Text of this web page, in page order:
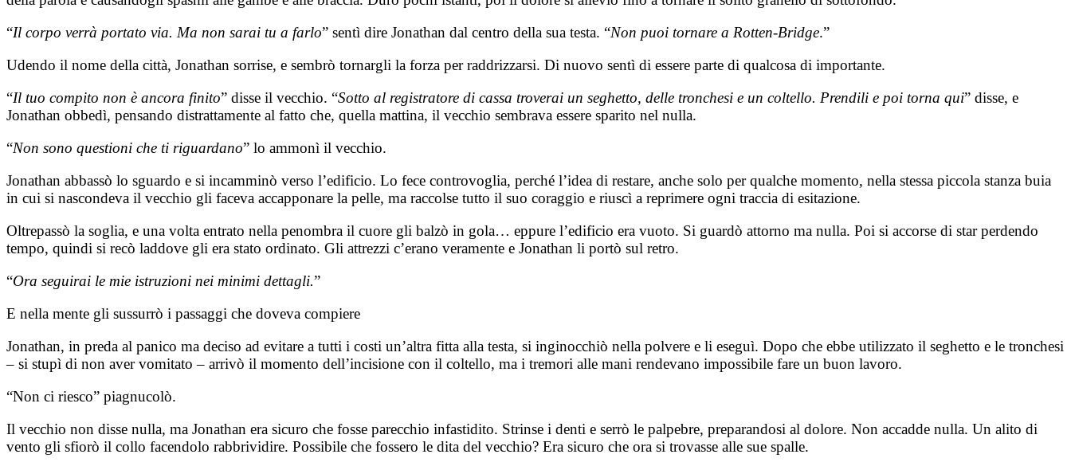
“Il corpo verrà portato via. Ma non sarai tu a farlo” sentì dire Jonathan dal centro della sua testa. “Non puoi tornare a Rotten-Bridge.”
Udendo il nome della città, Jonathan sorrise, e sembrò tornargli la forza per raddrizzarsi. Di nuovo sentì di essere parte di qualcosa di importante.
“Il tuo compito non è ancora finito” disse il vecchio. “Sotto al registratore di cassa troverai un seghetto, delle tronchesi e un coltello. Prendili e poi torna qui” disse, e
Jonathan obbedì, pensando distrattamente al fatto che, quella mattina, il vecchio sembrava essere sparito nel nulla.
“Non sono questioni che ti riguardano” lo ammonì il vecchio.
Jonathan abbassò lo sguardo e si incamminò verso l’edificio. Lo fece controvoglia, perché l’idea di restare, anche solo per qualche momento, nella stessa piccola stanza buia
in cui si nascondeva il vecchio gli faceva accapponare la pelle, ma raccolse tutto il suo coraggio e riuscì a reprimere ogni traccia di esitazione.
Oltrepassò la soglia, e una volta entrato nella penombra il cuore gli balzò in gola… eppure l’edificio era vuoto. Si guardò attorno ma nulla. Poi si accorse di star perdendo
tempo, quindi si recò laddove gli era stato ordinato. Gli attrezzi c’erano veramente e Jonathan li portò sul retro.
“Ora seguirai le mie istruzioni nei minimi dettagli.”
E nella mente gli sussurrò i passaggi che doveva compiere
Jonathan, in preda al panico ma deciso ad evitare a tutti i costi un’altra fitta alla testa, si inginocchiò nella polvere e li eseguì. Dopo che ebbe utilizzato il seghetto e le tronchesi
– si stupì di non aver vomitato – arrivò il momento dell’incisione con il coltello, ma i tremori alle mani rendevano impossibile fare un buon lavoro.
“Non ci riesco” piagnucolò.
Il vecchio non disse nulla, ma Jonathan era sicuro che fosse parecchio infastidito. Strinse i denti e serrò le palpebre, preparandosi al dolore. Non accadde nulla. Un alito di
vento gli sfiorò il collo facendolo rabbrividire. Possibile che fossero le dita del vecchio? Era sicuro che ora si trovasse alle sue spalle.